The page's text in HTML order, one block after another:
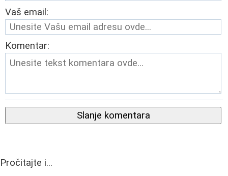
Vaš email:
Komentar:
Slanje komentara
Pročitajte i...